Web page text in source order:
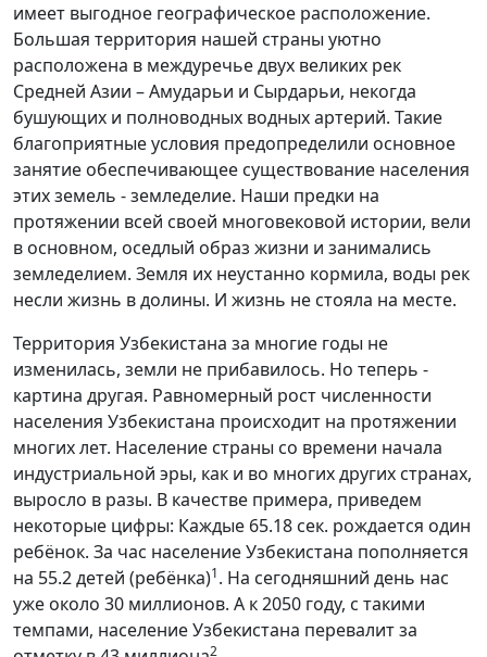
имеет выгодное географическое расположение.
Большая территория нашей страны уютно
расположена в междуречье двух великих рек
Средней Азии – Амударьи и Сырдарьи, некогда
бушующих и полноводных водных артерий. Такие
благоприятные условия предопределили основное
занятие обеспечивающее существование населения
этих земель - земледелие. Наши предки на
протяжении всей своей многовековой истории, вели
в основном, оседлый образ жизни и занимались
земледелием. Земля их неустанно кормила, воды рек
несли жизнь в долины. И жизнь не стояла на месте.
Территория Узбекистана за многие годы не
изменилась, земли не прибавилось. Но теперь -
картина другая. Равномерный рост численности
населения Узбекистана происходит на протяжении
многих лет. Население страны со времени начала
индустриальной эры, как и во многих других странах,
выросло в разы. В качестве примера, приведем
некоторые цифры: Каждые 65.18 сек. рождается один
ребёнок. За час население Узбекистана пополняется
на 55.2 детей (ребёнка)1. На сегодняшний день нас
уже около 30 миллионов. А к 2050 году, с такими
темпами, население Узбекистана перевалит за
2